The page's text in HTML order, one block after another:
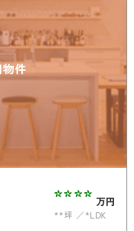
件
**** 万円
**坪
*LDK